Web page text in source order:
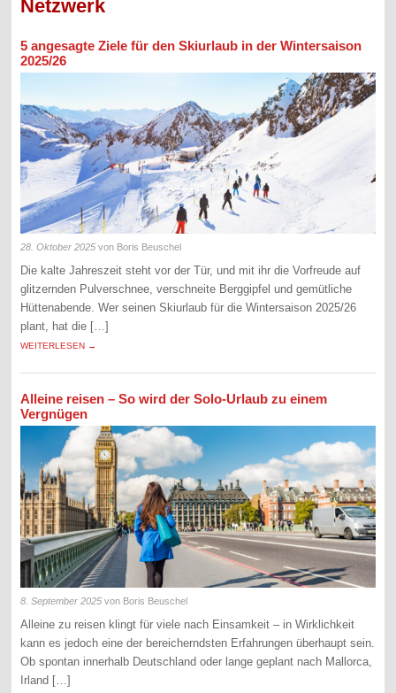
Netzwerk
5 angesagte Ziele für den Skiurlaub in der Wintersaison
2025/26
28. Oktober 2025 von Boris Beuschel
Die kalte Jahreszeit steht vor der Tür, und mit ihr die Vorfreude auf
glitzernden Pulverschnee, verschneite Berggipfel und gemütliche
Hüttenabende. Wer seinen Skiurlaub für die Wintersaison 2025/26
plant, hat die […]
WEITERLESEN →
Alleine reisen – So wird der Solo-Urlaub zu einem
Vergnügen
8. September 2025 von Boris Beuschel
Alleine zu reisen klingt für viele nach Einsamkeit – in Wirklichkeit
kann es jedoch eine der bereicherndsten Erfahrungen überhaupt sein.
Ob spontan innerhalb Deutschland oder lange geplant nach Mallorca,
Irland […]